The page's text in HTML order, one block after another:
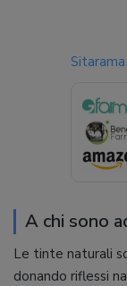
A chi sono
Le tinte naturali
donando riflessi